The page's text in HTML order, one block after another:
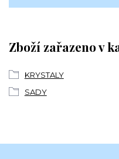
Zboží zařazeno v
KRYSTALY
SADY